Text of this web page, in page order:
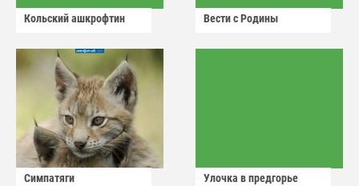
Кольский ашкрофтин Вести с Родины
Симпатяги Улочка в предгорье